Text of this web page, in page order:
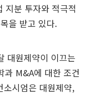
지분 투자와 적극적
을 받고 있다.
대원제약이 이끄는
과 M&A에 대한 조건
시엄은 대원제약,